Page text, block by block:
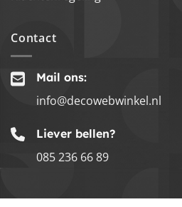
Contact
Mail ons:
info@decowebwinkel.nl
Liever bellen?
085 236 66 89